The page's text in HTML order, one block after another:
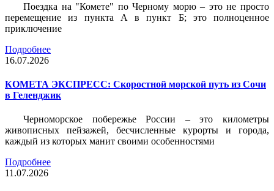
Поездка на "Комете" по Черному морю – это не просто
перемещение из пункта А в пункт Б; это полноценное
приключение
Подробнее
16.07.2026
КОМЕТА ЭКСПРЕСС: Скоростной морской путь из Сочи
в Геленджик
Черноморское побережье России – это километры
живописных пейзажей, бесчисленные курорты и города,
каждый из которых манит своими особенностями
Подробнее
11.07.2026